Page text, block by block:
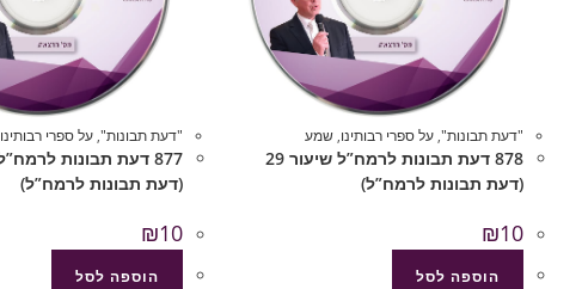
"דעת תבונות", על ספרי רבותינו, שמע
878 דעת תבונות לרמח”ל שיעור 29
(דעת תבונות לרמח”ל)
₪10
הוספה לסל
"דעת תבונות", על ספרי רבותינו
(דעת תבונות לרמח”ל)
₪10
הוספה לסל